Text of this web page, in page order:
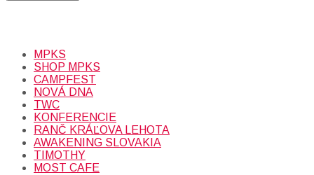
MPKS
SHOP MPKS
CAMPFEST
NOVÁ DNA
TWC
KONFERENCIE
RANČ KRÁĽOVA LEHOTA
AWAKENING SLOVAKIA
TIMOTHY
MOST CAFE